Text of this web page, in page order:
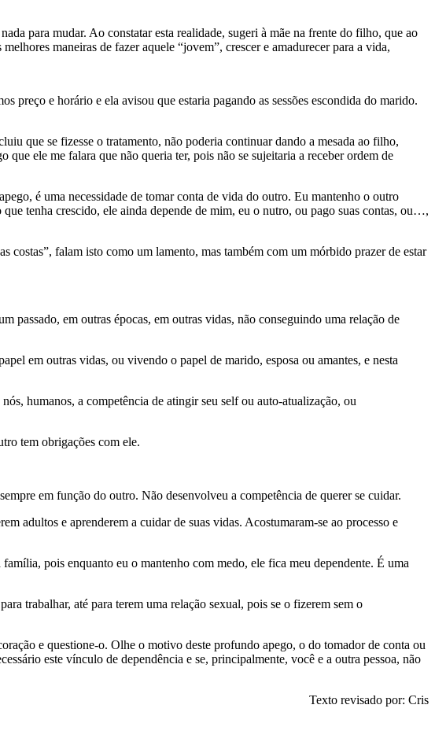
para mudar. Ao constatar esta realidade, sugeri à mãe na frente do filho, que ao
maneiras de fazer aquele “jovem”, crescer e amadurecer para a vida,
e horário e ela avisou que estaria pagando as sessões escondida do marido.
que se fizesse o tratamento, não poderia continuar dando a mesada ao filho,
ele me falara que não queria ter, pois não se sujeitaria a receber ordem de
é uma necessidade de tomar conta de vida do outro. Eu mantenho o outro
tenha crescido, ele ainda depende de mim, eu o nutro, ou pago suas contas, ou…,
falam isto como um lamento, mas também com um mórbido prazer de estar
passado, em outras épocas, em outras vidas, não conseguindo uma relação de
em outras vidas, ou vivendo o papel de marido, esposa ou amantes, e nesta
humanos, a competência de atingir seu self ou auto-atualização, ou
tem obrigações com ele.
em função do outro. Não desenvolveu a competência de querer se cuidar.
adultos e aprenderem a cuidar de suas vidas. Acostumaram-se ao processo e
pois enquanto eu o mantenho com medo, ele fica meu dependente. É uma
trabalhar, até para terem uma relação sexual, pois se o fizerem sem o
e questione-o. Olhe o motivo deste profundo apego, o do tomador de conta ou
este vínculo de dependência e se, principalmente, você e a outra pessoa, não
Texto revisado por: Cris